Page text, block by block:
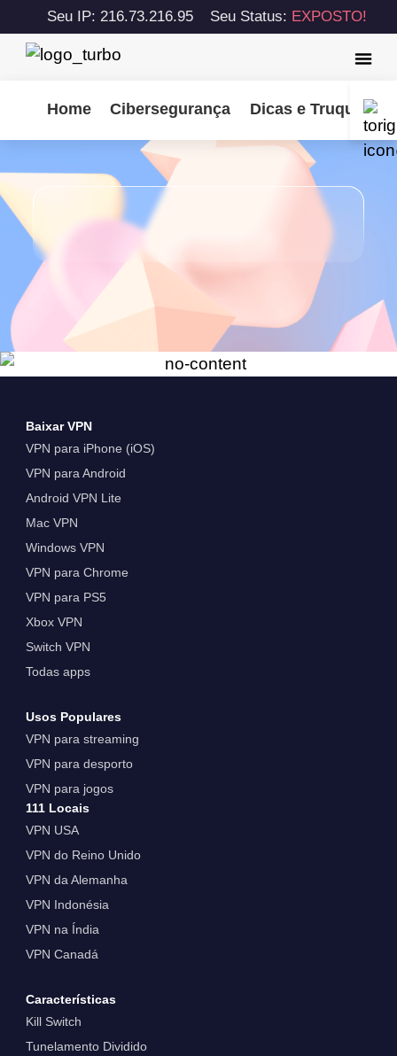
Seu IP: 216.73.216.95 Seu Status: EXPOSTO!
Home Cibersegurança Dicas e Truques
Baixar VPN
VPN para iPhone (iOS)
VPN para Android
Android VPN Lite
Mac VPN
Windows VPN
VPN para Chrome
VPN para PS5
Xbox VPN
Switch VPN
Todas apps
Usos Populares
VPN para streaming
VPN para desporto
VPN para jogos
111 Locais
VPN USA
VPN do Reino Unido
VPN da Alemanha
VPN Indonésia
VPN na Índia
VPN Canadá
Características
Kill Switch
Tunelamento Dividido